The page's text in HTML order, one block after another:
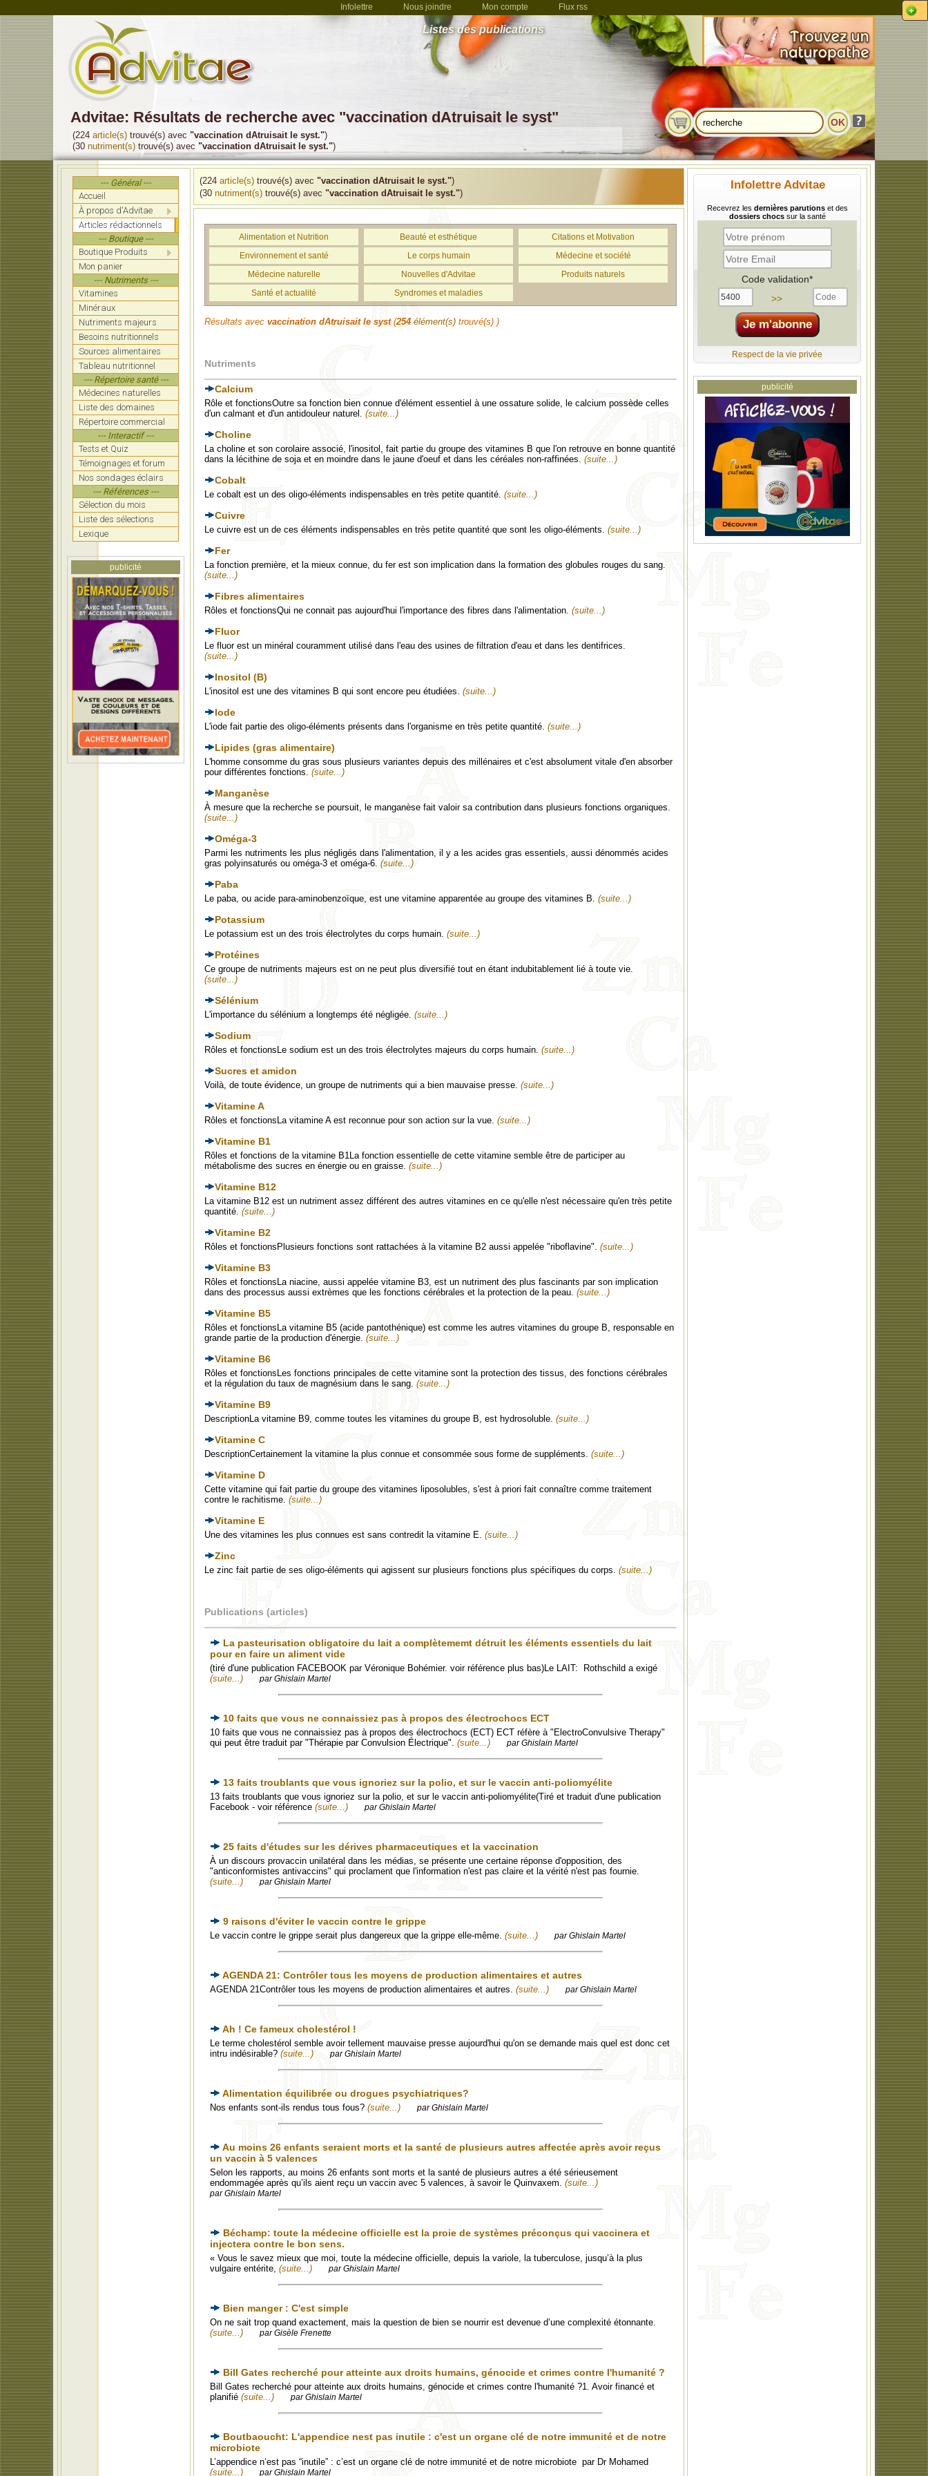
Infolettre Nous joindre Mon compte Flux rss
Listes des publications
Advitae: Résultats de recherche avec "vaccination dAtruisait le syst"
(224 article(s) trouvé(s) avec "vaccination dAtruisait le syst.")
(30 nutriment(s) trouvé(s) avec "vaccination dAtruisait le syst.")
--- Général ---
Accueil
À propos d'Advitae
Articles rédactionnels
--- Boutique ---
Boutique Produits
Mon panier
--- Nutriments ---
Vitamines
Minéraux
Nutriments majeurs
Besoins nutritionnels
Sources alimentaires
Tableau nutritionnel
--- Répertoire santé ---
Médecines naturelles
Liste des domaines
Répertoire commercial
--- Interactif ---
Tests et Quiz
Témoignages et forum
Nos sondages éclairs
--- Références ---
Sélection du mois
Liste des sélections
Lexique
publicité
(224 article(s) trouvé(s) avec "vaccination dAtruisait le syst.")
(30 nutriment(s) trouvé(s) avec "vaccination dAtruisait le syst.")
Infolettre Advitae
Recevrez les dernières parutionset des
dossiers chocssur la santé
Code validation*
>>
Respect de la vie privée
publicité
Alimentation et Nutrition Beauté et esthétique
Citations et Motivation
Environnement et santé
Le corps humain
Médecine et société
Médecine naturelle
Nouvelles d'Advitae
Produits naturels
Santé et actualité
Syndromes et maladies
Résultats avec vaccination dAtruisait le syst (254 élément(s) trouvé(s) )
Nutriments
Calcium
Rôle et fonctionsOutre sa fonction bien connue d'élément essentiel à une ossature solide, le calcium possède celles
d'un calmant et d'un antidouleur naturel. (suite...)
Choline
La choline et son corolaire associé, l'inositol, fait partie du groupe des vitamines B que l'on retrouve en bonne quantité
dans la lécithine de soja et en moindre dans le jaune d'oeuf et dans les céréales non-raffinées. (suite...)
Cobalt
Le cobalt est un des oligo-éléments indispensables en très petite quantité. (suite...)
Cuivre
Le cuivre est un de ces éléments indispensables en très petite quantité que sont les oligo-éléments. (suite...)
Fer
La fonction première, et la mieux connue, du fer est son implication dans la formation des globules rouges du sang.
(suite...)
Fibres alimentaires
Rôles et fonctionsQui ne connait pas aujourd'hui l'importance des fibres dans l'alimentation. (suite...)
Fluor
Le fluor est un minéral couramment utilisé dans l'eau des usines de filtration d'eau et dans les dentifrices.
(suite...)
Inositol (B)
L'inositol est une des vitamines B qui sont encore peu étudiées. (suite...)
Iode
L'iode fait partie des oligo-éléments présents dans l'organisme en très petite quantité. (suite...)
Lipides (gras alimentaire)
L'homme consomme du gras sous plusieurs variantes depuis des millénaires et c'est absolument vitale d'en absorber
pour différentes fonctions. (suite...)
Manganèse
À mesure que la recherche se poursuit, le manganèse fait valoir sa contribution dans plusieurs fonctions organiques.
(suite...)
Oméga-3
Parmi les nutriments les plus négligés dans l'alimentation, il y a les acides gras essentiels, aussi dénommés acides
gras polyinsaturés ou oméga-3 et oméga-6. (suite...)
Paba
Le paba, ou acide para-aminobenzoïque, est une vitamine apparentée au groupe des vitamines B. (suite...)
Potassium
Le potassium est un des trois électrolytes du corps humain. (suite...)
Protéines
Ce groupe de nutriments majeurs est on ne peut plus diversifié tout en étant indubitablement lié à toute vie.
(suite...)
Sélénium
L'importance du sélénium a longtemps été négligée. (suite...)
Sodium
Rôles et fonctionsLe sodium est un des trois électrolytes majeurs du corps humain. (suite...)
Sucres et amidon
Voilà, de toute évidence, un groupe de nutriments qui a bien mauvaise presse. (suite...)
Vitamine A
Rôles et fonctionsLa vitamine A est reconnue pour son action sur la vue. (suite...)
Vitamine B1
Rôles et fonctions de la vitamine B1La fonction essentielle de cette vitamine semble être de participer au
métabolisme des sucres en énergie ou en graisse. (suite...)
Vitamine B12
La vitamine B12 est un nutriment assez différent des autres vitamines en ce qu'elle n'est nécessaire qu'en très petite
quantité. (suite...)
Vitamine B2
Rôles et fonctionsPlusieurs fonctions sont rattachées à la vitamine B2 aussi appelée "riboflavine". (suite...)
Vitamine B3
Rôles et fonctionsLa niacine, aussi appelée vitamine B3, est un nutriment des plus fascinants par son implication
dans des processus aussi extrèmes que les fonctions cérébrales et la protection de la peau. (suite...)
Vitamine B5
Rôles et fonctionsLa vitamine B5 (acide pantothénique) est comme les autres vitamines du groupe B, responsable en
grande partie de la production d'énergie. (suite...)
Vitamine B6
Rôles et fonctionsLes fonctions principales de cette vitamine sont la protection des tissus, des fonctions cérébrales
et la régulation du taux de magnésium dans le sang. (suite...)
Vitamine B9
DescriptionLa vitamine B9, comme toutes les vitamines du groupe B, est hydrosoluble. (suite...)
Vitamine C
DescriptionCertainement la vitamine la plus connue et consommée sous forme de suppléments. (suite...)
Vitamine D
Cette vitamine qui fait partie du groupe des vitamines liposolubles, s'est à priori fait connaître comme traitement
contre le rachitisme. (suite...)
Vitamine E
Une des vitamines les plus connues est sans contredit la vitamine E. (suite...)
Zinc
Le zinc fait partie de ses oligo-éléments qui agissent sur plusieurs fonctions plus spécifiques du corps. (suite...)
Publications (articles)
La pasteurisation obligatoire du lait a complètememt détruit les éléments essentiels du lait
pour en faire un aliment vide
(tiré d'une publication FACEBOOK par Véronique Bohémier. voir référence plus bas)Le LAIT: Rothschild a exigé
(suite...)
par Ghislain Martel
10 faits que vous ne connaissiez pas à propos des électrochocs ECT
10 faits que vous ne connaissiez pas à propos des électrochocs (ECT) ECT réfère à "ElectroConvulsive Therapy"
qui peut être traduit par "Thérapie par Convulsion Électrique". (suite...) par Ghislain Martel
13 faits troublants que vous ignoriez sur la polio, et sur le vaccin anti-poliomyélite
13 faits troublants que vous ignoriez sur la polio, et sur le vaccin anti-poliomyélite(Tiré et traduit d'une publication
Facebook - voir référence (suite...) par Ghislain Martel
25 faits d'études sur les dérives pharmaceutiques et la vaccination
À un discours provaccin unilatéral dans les médias, se présente une certaine réponse d'opposition, des
"anticonformistes antivaccins" qui proclament que l'information n'est pas claire et la vérité n'est pas fournie.
(suite...)
par Ghislain Martel
9 raisons d'éviter le vaccin contre le grippe
Le vaccin contre le grippe serait plus dangereux que la grippe elle-même. (suite...) par Ghislain Martel
AGENDA 21: Contrôler tous les moyens de production alimentaires et autres
AGENDA 21Contrôler tous les moyens de production alimentaires et autres. (suite...) par Ghislain Martel
Ah ! Ce fameux cholestérol !
Le terme cholestérol semble avoir tellement mauvaise presse aujourd'hui qu'on se demande mais quel est donc cet
intru indésirable? (suite...) par Ghislain Martel
Alimentation équilibrée ou drogues psychiatriques?
Nos enfants sont-ils rendus tous fous? (suite...) par Ghislain Martel
Au moins 26 enfants seraient morts et la santé de plusieurs autres affectée après avoir reçus
un vaccin à 5 valences
Selon les rapports, au moins 26 enfants sont morts et la santé de plusieurs autres a été sérieusement
endommagée après qu’ils aient reçu un vaccin avec 5 valences, à savoir le Quinvaxem. (suite...)
par Ghislain Martel
Béchamp: toute la médecine officielle est la proie de systèmes préconçus qui vaccinera et
injectera contre le bon sens.
« Vous le savez mieux que moi, toute la médecine officielle, depuis la variole, la tuberculose, jusqu’à la plus
vulgaire entérite, (suite...) par Ghislain Martel
Bien manger : C'est simple
On ne sait trop quand exactement, mais la question de bien se nourrir est devenue d’une complexité étonnante.
(suite...)
par Gisèle Frenette
Bill Gates recherché pour atteinte aux droits humains, génocide et crimes contre l'humanité ?
Bill Gates recherché pour atteinte aux droits humains, génocide et crimes contre l'humanité ?1. Avoir financé et
planifié (suite...) par Ghislain Martel
Boutbaoucht: L'appendice nest pas inutile : c'est un organe clé de notre immunité et de notre
microbiote
L’appendice n’est pas “inutile” : c’est un organe clé de notre immunité et de notre microbiote par Dr Mohamed
(suite...)
par Ghislain Martel